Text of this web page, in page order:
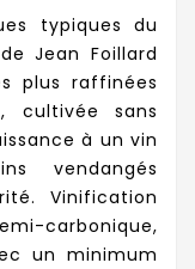
typiques du
Jean Foillard
plus raffinées
cultivée sans
à un vin
vendangés
Vinification
carbonique,
un minimum